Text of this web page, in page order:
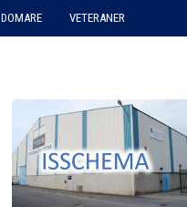
DOMARE VETERANER